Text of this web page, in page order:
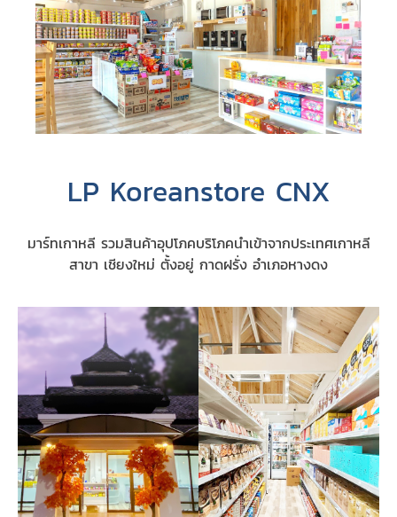
LP Koreanstore CNX
มาร์ทเกาหลี รวมสินค้าอุปโภคบริโภคนำเข้าจากประเทศเกาหลี
สาขา เชียงใหม่ ตั้งอยู่ กาดฝรั่ง อำเภอหางดง